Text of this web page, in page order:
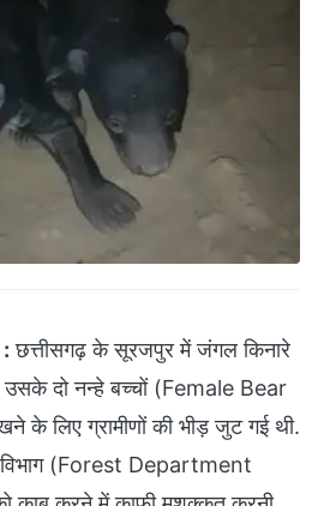
छत्तीसगढ़ के सूरजपुर में जंगल किनारे
उसके दो नन्हे बच्चों (Female Bear
लिए ग्रामीणों की भीड़ जुट गई थी.
(Forest Department